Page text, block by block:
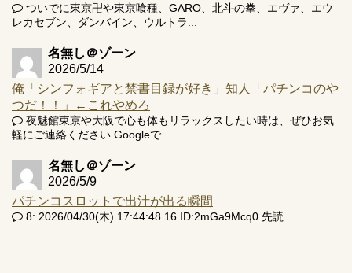
ついでに東京卍や東京喰種、GARO、北斗の拳、エヴァ、エウ
レカセブン、ダンバイン、ウルトラ...
名無し＠ゾーン
2026/5/14
俺「シンフォギアと禁書目録が好き」知人「パチンコのや
つだ！！」←これやめろ
夜魅館東京や大阪で心も体もリラックスしたい時は、ぜひお気
軽にご連絡ください Googleで...
名無し＠ゾーン
2026/5/9
パチンコスロットで出汁が出る瞬間
8: 2026/04/30(木) 17:44:48.16 ID:2mGa9Mcq0 先読...